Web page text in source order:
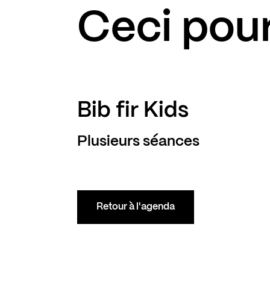
Ceci
Bib fir Kids
Plusieurs séances
Retour à l'agenda